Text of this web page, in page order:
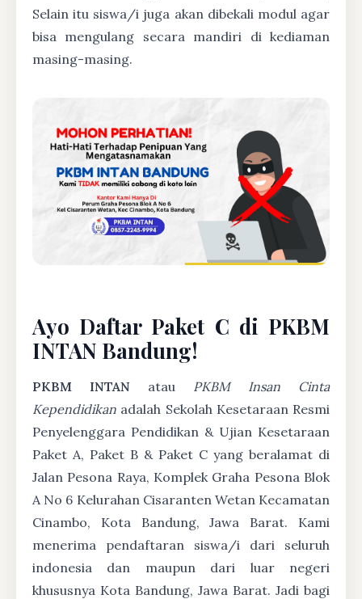
Selain itu siswa/i juga akan dibekali modul agar
bisa mengulang secara mandiri di kediaman
masing-masing.
Ayo Daftar Paket C di PKBM
INTAN Bandung!
PKBM INTAN atau PKBM Insan Cinta
Kependidikan adalah Sekolah Kesetaraan Resmi
Penyelenggara Pendidikan & Ujian Kesetaraan
Paket A, Paket B & Paket C yang beralamat di
Jalan Pesona Raya, Komplek Graha Pesona Blok
A No 6 Kelurahan Cisaranten Wetan Kecamatan
Cinambo, Kota Bandung, Jawa Barat. Kami
menerima pendaftaran siswa/i dari seluruh
indonesia dan maupun dari luar negeri
khususnya Kota Bandung, Jawa Barat. Jadi bagi